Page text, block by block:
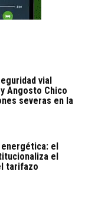
vial
Angosto Chico
severas en la
el
el
tarifazo